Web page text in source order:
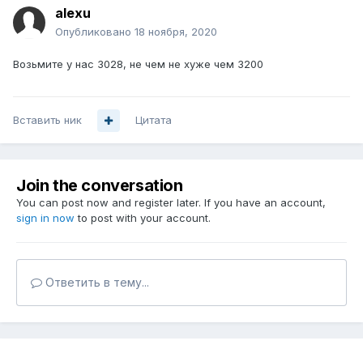
alexu
Опубликовано 18 ноября, 2020
Возьмите у нас 3028, не чем не хуже чем 3200
Вставить ник Цитата
Join the conversation
You can post now and register later. If you have an account,
sign in now to post with your account.
Ответить в тему...